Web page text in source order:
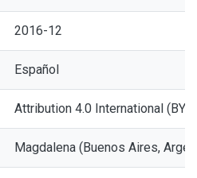
2016-12
Español
Attribution 4.0 International (BY
Magdalena (Buenos Aires,